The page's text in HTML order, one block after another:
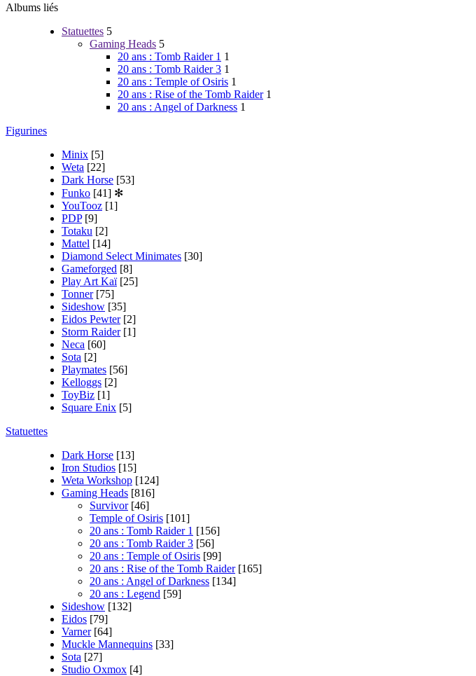
Albums liés
Statuettes 5
Gaming Heads 5
20 ans : Tomb Raider 1 1
20 ans : Tomb Raider 3 1
20 ans : Temple of Osiris 1
20 ans : Rise of the Tomb Raider 1
20 ans : Angel of Darkness 1
Figurines
Minix [5]
Weta [22]
Dark Horse [53]
Funko [41] ✻
YouTooz [1]
PDP [9]
Totaku [2]
Mattel [14]
Diamond Select Minimates [30]
Gameforged [8]
Play Art Kaï [25]
Tonner [75]
Sideshow [35]
Eidos Pewter [2]
Storm Raider [1]
Neca [60]
Sota [2]
Playmates [56]
Kelloggs [2]
ToyBiz [1]
Square Enix [5]
Statuettes
Dark Horse [13]
Iron Studios [15]
Weta Workshop [124]
Gaming Heads [816]
Survivor [46]
Temple of Osiris [101]
20 ans : Tomb Raider 1 [156]
20 ans : Tomb Raider 3 [56]
20 ans : Temple of Osiris [99]
20 ans : Rise of the Tomb Raider [165]
20 ans : Angel of Darkness [134]
20 ans : Legend [59]
Sideshow [132]
Eidos [79]
Varner [64]
Muckle Mannequins [33]
Sota [27]
Studio Oxmox [4]